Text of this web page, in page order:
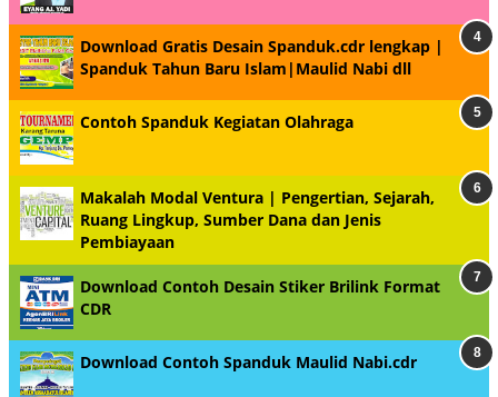
Download Gratis Desain Spanduk.cdr lengkap |
Spanduk Tahun Baru Islam|Maulid Nabi dll
Contoh Spanduk Kegiatan Olahraga
Makalah Modal Ventura | Pengertian, Sejarah,
Ruang Lingkup, Sumber Dana dan Jenis
Pembiayaan
Download Contoh Desain Stiker Brilink Format
CDR
Download Contoh Spanduk Maulid Nabi.cdr